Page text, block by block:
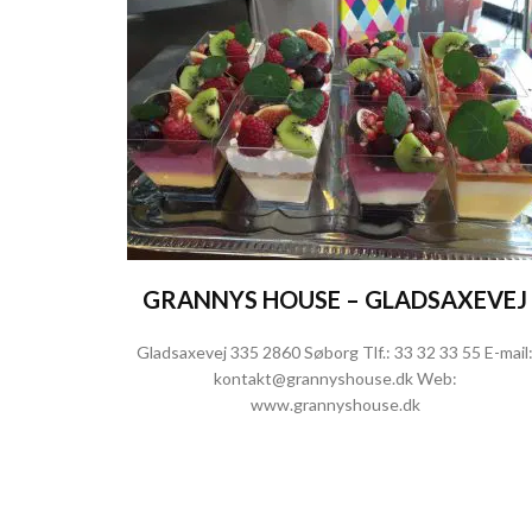
GRANNYS HOUSE – GLADSAXEVEJ
Gladsaxevej 335 2860 Søborg Tlf.: 33 32 33 55 E-mail:
kontakt@grannyshouse.dkWeb:
www.grannyshouse.dk